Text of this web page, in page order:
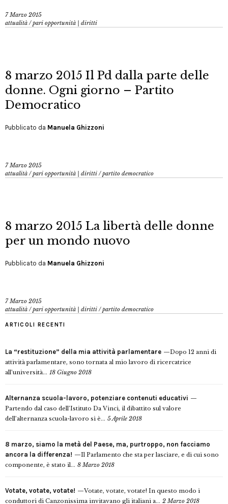
7 Marzo 2015
attualità /pari opportunità | diritti
8 marzo 2015 Il Pd dalla parte delle
donne. Ogni giorno – Partito
Democratico
Pubblicato da Manuela Ghizzoni
7 Marzo 2015
attualità /pari opportunità | diritti /partito democratico
8 marzo 2015 La libertà delle donne
per un mondo nuovo
Pubblicato da Manuela Ghizzoni
7 Marzo 2015
attualità /pari opportunità | diritti /partito democratico
ARTICOLI RECENTI
La “restituzione” della mia attività parlamentare
Dopo 12 anni di
attività parlamentare, sono tornata al mio lavoro di ricercatrice
all’università... 18 Giugno 2018
Alternanza scuola-lavoro, potenziare contenuti educativi
Partendo dal caso dell’Istituto Da Vinci, il dibattito sul valore
dell’alternanza scuola-lavoro si è... 5 Aprile 2018
8 marzo, siamo la metà del Paese, ma, purtroppo, non facciamo
ancora la differenza!
Il Parlamento che sta per lasciare, e di cui sono
componente, è stato il... 8 Marzo 2018
Votate, votate, votate!
Votate, votate, votate! In questo modo i
conduttori di Canzonissima invitavano gli italiani a... 2 Marzo 2018